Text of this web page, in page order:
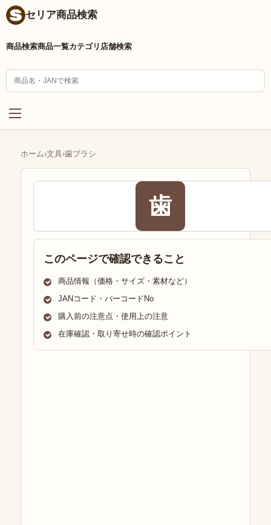
セリア商品検索
商品検索商品一覧カテゴリ 店舗検索
ホーム›文具›歯ブラシ
歯
このページで確認できること
商品情報（価格・サイズ・素材など）
JANコード・バーコードNo
購入前の注意点・使用上の注意
在庫確認・取り寄せ時の確認ポイント